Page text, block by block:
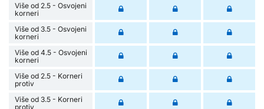
Više od 2.5 - Osvojeni
korneri
Više od 3.5 - Osvojeni
korneri
Više od 4.5 - Osvojeni
korneri
Više od 2.5 - Korneri
protiv
Više od 3.5 - Korneri
protiv